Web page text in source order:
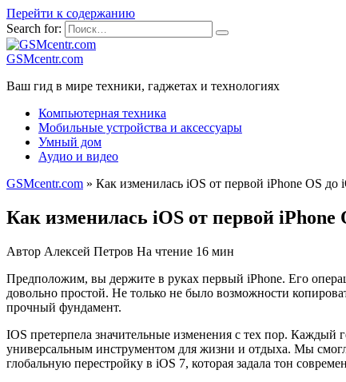
Перейти к содержанию
Search for:
GSMcentr.com
Ваш гид в мире техники, гаджетах и технологиях
Компьютерная техника
Мобильные устройства и аксессуары
Умный дом
Аудио и видео
GSMcentr.com » Как изменилась iOS от первой iPhone OS до
Как изменилась iOS от первой iPhone
Автор Алексей Петров На чтение 16 мин
Предположим, вы держите в руках первый iPhone. Его
довольно простой. Не только не было возможности
прочный фундамент.
IOS претерпела значительные изменения с тех пор.
универсальным инструментом для жизни и отдыха. Мы
глобальную перестройку в iOS 7, которая задала тон